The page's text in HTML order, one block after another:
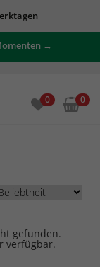
→
0 0
gefunden.
verfügbar.